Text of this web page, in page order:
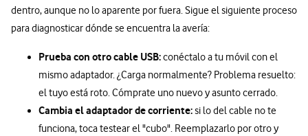
dentro, aunque no lo aparente por fuera. Sigue el siguiente proceso
para diagnosticar dónde se encuentra la avería:
Prueba con otro cable USB:conéctalo a tu móvil con el
mismo adaptador. ¿Carga normalmente? Problema resuelto:
el tuyo está roto. Cómprate uno nuevo y asunto cerrado.
Cambia el adaptador de corriente:si lo del cable no te
funciona, toca testear el "cubo". Reemplazarlo por otro y